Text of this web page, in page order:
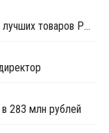
Этилен СИБУРа включён в перечень "100 лучших товаров России"
283 млн рублей